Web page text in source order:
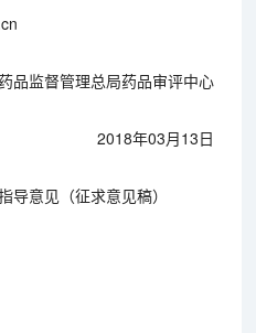
品监督管理总局药品审评中心
2018年03月13日
导意见（征求意见稿）